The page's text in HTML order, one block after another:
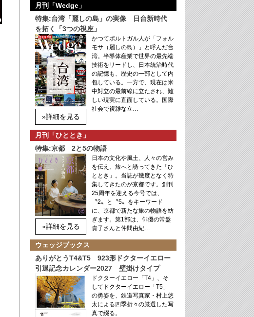
月刊「Wedge」
特集:台湾「麗しの島」の実像 日台新時代
を拓く「3つの視座」
»詳細を見る
かつてポルトガル人が「フォル
モサ（麗しの島）」と呼んだ台
湾。半導体産業で世界の最先端
技術をリードし、日本統治時代
の記憶も、歴史の一部として内
包している。一方で、現在は米
中対立の最前線に立たされ、難
しい現実に直面している。国際
社会で複雑な立…
月刊「ひととき」
特集:京都 2と5の物語
»詳細を見る
日本の文化や風土、人々の営み
を伝え、旅へと誘ってきた「ひ
ととき」。当誌が幾度となく特
集してきたのが京都です。創刊
25周年を迎える今号では、
〝2〟と〝5〟をキーワード
に、京都で新たな旅の物語を紡
ぎます。第1部は、俳優の常盤
貴子さんと仲間由紀…
ウェッジブックス
ありがとうT4&T5 923形ドクターイエロー
引退記念カレンダー2027 壁掛けタイプ
ドクターイエロー「T4」、そ
してドクターイエロー「T5」
の勇姿を、鉄道写真家・村上悠
太による四季折々の厳選した写
真で綴る。